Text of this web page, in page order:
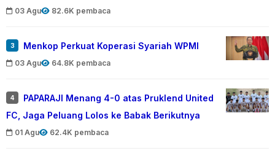
03 Agu 82.6K pembaca
3 Menkop Perkuat Koperasi Syariah WPMI
03 Agu 64.8K pembaca
4
PAPARAJI Menang 4-0 atas Pruklend United
FC, Jaga Peluang Lolos ke Babak Berikutnya
01 Agu 62.4K pembaca